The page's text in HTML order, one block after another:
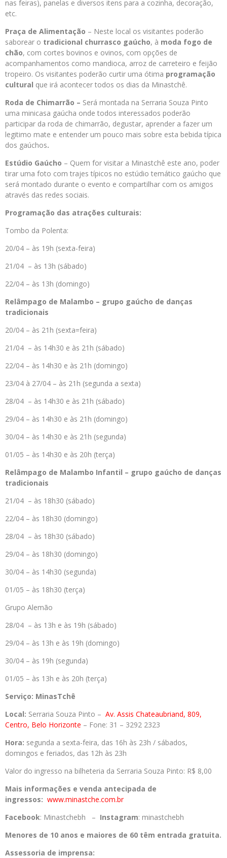
nas feiras), panelas e diversos itens para a cozinha, decoração,
etc.
Praça de Alimentação – Neste local os visitantes poderão
saborear o tradicional churrasco gaúcho, à moda fogo de
chão, com cortes bovinos e ovinos, com opções de
acompanhamentos como mandioca, arroz de carreteiro e feijão
tropeiro. Os visitantes poderão curtir uma ótima programação
cultural que irá acontecer todos os dias da Minastchê.
Roda de Chimarrão – Será montada na Serraria Souza Pinto
uma minicasa gaúcha onde todos interessados poderão
participar da roda de chimarrão, degustar, aprender a fazer um
legitimo mate e entender um pouco mais sobre esta bebida típica
dos gaúchos.
Estúdio Gaúcho – Quem for visitar a Minastchê este ano, poder
tirar uma foto com trajes típicos no estúdio temático gaúcho que
será montado durante o evento e compartilhar com os amigos
através das redes sociais.
Programação das atrações culturais:
Tombo da Polenta:
20/04 – às 19h (sexta-feira)
21/04 – às 13h (sábado)
22/04 – às 13h (domingo)
Relâmpago de Malambo – grupo gaúcho de danças
tradicionais
20/04 – às 21h (sexta=feira)
21/04 – às 14h30 e às 21h (sábado)
22/04 – às 14h30 e às 21h (domingo)
23/04 à 27/04 – às 21h (segunda a sexta)
28/04 – às 14h30 e às 21h (sábado)
29/04 – às 14h30 e às 21h (domingo)
30/04 – às 14h30 e às 21h (segunda)
01/05 – às 14h30 e às 20h (terça)
Relâmpago de Malambo Infantil – grupo gaúcho de danças
tradicionais
21/04 – às 18h30 (sábado)
22/04 – às 18h30 (domingo)
28/04 – às 18h30 (sábado)
29/04 – às 18h30 (domingo)
30/04 – às 14h30 (segunda)
01/05 – às 18h30 (terça)
Grupo Alemão
28/04 – às 13h e às 19h (sábado)
29/04 – às 13h e às 19h (domingo)
30/04 – às 19h (segunda)
01/05 – às 13h e às 20h (terça)
Serviço: MinasTchê
Local: Serraria Souza Pinto – Av. Assis Chateaubriand, 809,
Centro, Belo Horizonte – Fone: 31 – 3292 2323
Hora: segunda a sexta-feira, das 16h às 23h / sábados,
domingos e feriados, das 12h às 23h
Valor do ingresso na bilheteria da Serraria Souza Pinto: R$ 8,00
Mais informações e venda antecipada de
ingressos: www.minastche.com.br
Facebook: Minastchebh – Instagram: minastchebh
Menores de 10 anos e maiores de 60 têm entrada gratuita.
Assessoria de imprensa: